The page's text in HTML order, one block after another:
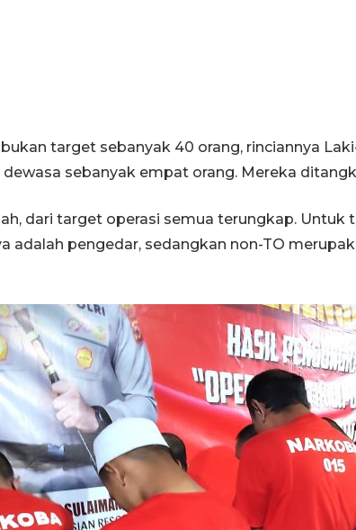
target sebanyak 40 orang, rinciannya
sebanyak empat orang. Mereka
dari target operasi semua terungkap. Untuk
adalah pengedar, sedangkan non-TO
HUT
02 April